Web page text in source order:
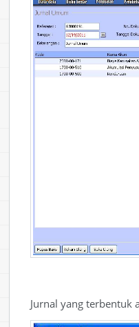
Jurnal yang terbentuk